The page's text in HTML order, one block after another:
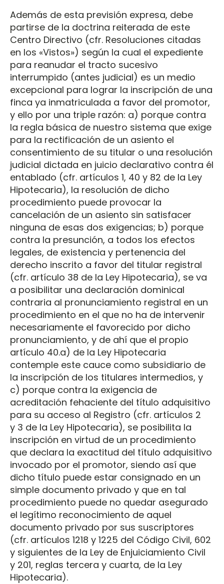
Además de esta previsión expresa, debe
partirse de la doctrina reiterada de este
Centro Directivo (cfr. Resoluciones citadas
en los «Vistos») según la cual el expediente
para reanudar el tracto sucesivo
interrumpido (antes judicial) es un medio
excepcional para lograr la inscripción de una
finca ya inmatriculada a favor del promotor,
y ello por una triple razón: a) porque contra
la regla básica de nuestro sistema que exige
para la rectificación de un asiento el
consentimiento de su titular o una resolución
judicial dictada en juicio declarativo contra él
entablado (cfr. artículos 1, 40 y 82 de la Ley
Hipotecaria), la resolución de dicho
procedimiento puede provocar la
cancelación de un asiento sin satisfacer
ninguna de esas dos exigencias; b) porque
contra la presunción, a todos los efectos
legales, de existencia y pertenencia del
derecho inscrito a favor del titular registral
(cfr. artículo 38 de la Ley Hipotecaria), se va
a posibilitar una declaración dominical
contraria al pronunciamiento registral en un
procedimiento en el que no ha de intervenir
necesariamente el favorecido por dicho
pronunciamiento, y de ahí que el propio
artículo 40.a) de la Ley Hipotecaria
contemple este cauce como subsidiario de
la inscripción de los titulares intermedios, y
c) porque contra la exigencia de
acreditación fehaciente del título adquisitivo
para su acceso al Registro (cfr. artículos 2
y 3 de la Ley Hipotecaria), se posibilita la
inscripción en virtud de un procedimiento
que declara la exactitud del título adquisitivo
invocado por el promotor, siendo así que
dicho título puede estar consignado en un
simple documento privado y que en tal
procedimiento puede no quedar asegurado
el legítimo reconocimiento de aquel
documento privado por sus suscriptores
(cfr. artículos 1218 y 1225 del Código Civil, 602
y siguientes de la Ley de Enjuiciamiento Civil
y 201, reglas tercera y cuarta, de la Ley
Hipotecaria).